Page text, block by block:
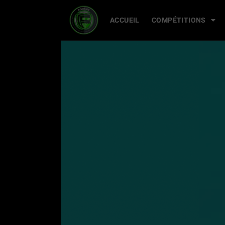
ACCUEIL COMPÉTITIONS
ACCUEIL COMPÉTITIONS